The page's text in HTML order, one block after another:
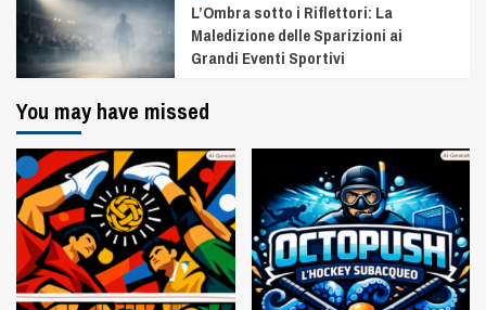
L’Ombra sotto i Riflettori: La
Maledizione delle Sparizioni ai
Grandi Eventi Sportivi
You may have missed